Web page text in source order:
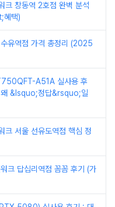
크 창동역 2호점 완벽 분석
혜택)
유역점 가격 총정리 (2025
A51A 실사용 후
왜 &lsquo;정답&rsquo;일
크 서울 선유도역점 핵심 정
크 답십리역점 꼼꼼 후기 (가